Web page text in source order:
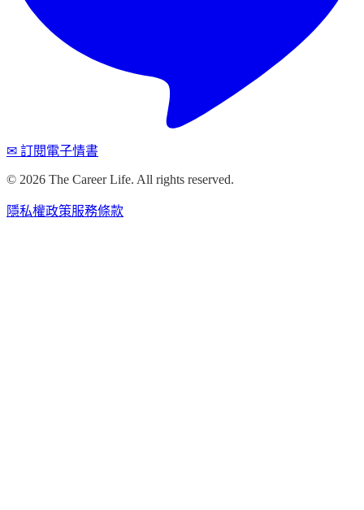
✉ 訂閱電子情書
© 2026 The Career Life. All rights reserved.
隱私權政策服務條款